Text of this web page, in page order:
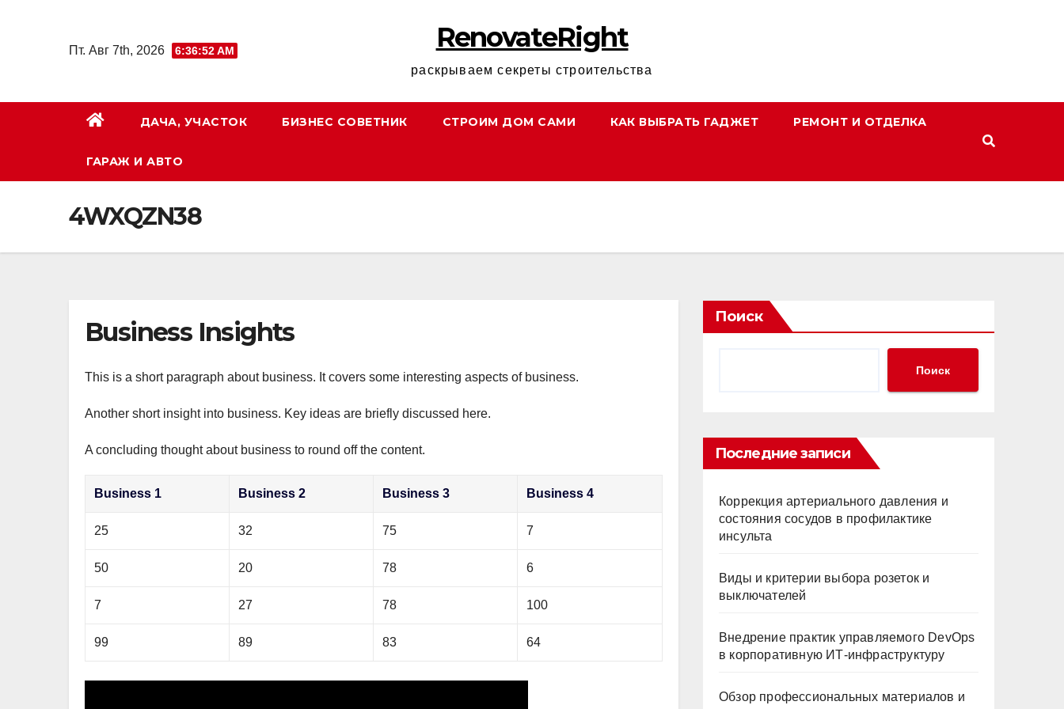
содержимому
Пт. Авг 7th, 2026 6:36:53 AM RenovateRight
раскрываем секреты строительства
ДАЧА, УЧАСТОК БИЗНЕС СОВЕТНИК СТРОИМ ДОМ САМИ КАК ВЫБРАТЬ ГАДЖЕТ РЕМОНТ И ОТДЕЛКА
ГАРАЖ И АВТО
4WXQZN38
Business Insights
This is a short paragraph about business. It covers some interesting aspects of business.
Another short insight into business. Key ideas are briefly discussed here.
A concluding thought about business to round off the content.
Business 1 Business 2 Business 3 Business 4
25 32 75 7
50 20 78 6
7 27 78 100
99 89 83 64
Поиск
Поиск
Последние записи
Коррекция артериального давления и
состояния сосудов в профилактике
инсульта
Виды и критерии выбора розеток и
выключателей
Внедрение практик управляемого DevOps
в корпоративную ИТ-инфраструктуру
Обзор профессиональных материалов и